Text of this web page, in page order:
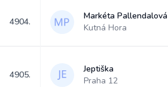
4904.
Markéta Pallendalová
Kutná Hora
4905.
Jeptiška
Praha 12